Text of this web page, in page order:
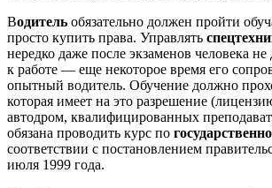
Водитель обязательно должен пройти
просто купить права. Управлять
нередко даже после экзаменов человека
к работе — еще некоторое время его
опытный водитель. Обучение должно
которая имеет на это разрешение
автодром, квалифицированных
обязана проводить курс по
соответствии с постановлением
июля 1999 года.